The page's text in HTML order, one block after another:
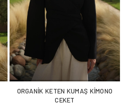
ORGANİK KETEN KUMAŞ KİMONO
CEKET